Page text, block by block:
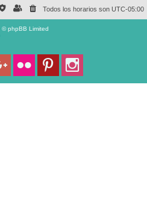
Todos los horarios son UTC-05:00
© phpBB Limited